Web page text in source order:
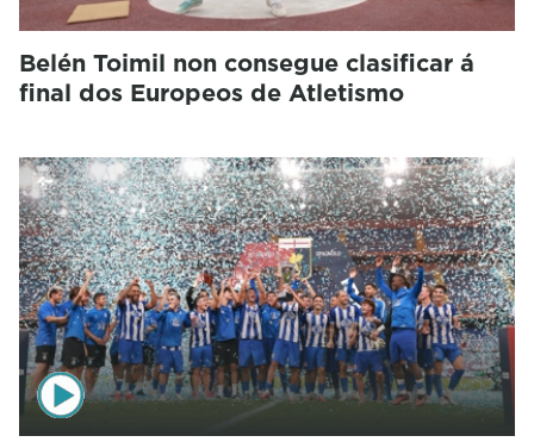
Belén Toimil non consegue clasificar á
final dos Europeos de Atletismo